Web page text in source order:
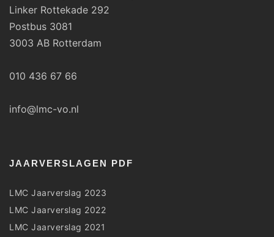
Linker Rottekade 292
Postbus 3081
3003 AB Rotterdam
010 436 67 66
info@lmc-vo.nl
JAARVERSLAGEN PDF
LMC Jaarverslag 2023
LMC Jaarverslag 2022
LMC Jaarverslag 2021